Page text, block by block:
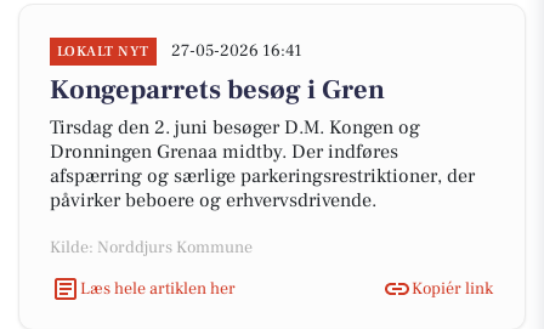
LOKALT NYT 27-05-2026 16:41
Kongeparrets besøg i Gren
Tirsdag den 2. juni besøger D.M. Kongen og
Dronningen Grenaa midtby. Der indføres
afspærring og særlige parkeringsrestriktioner, der
påvirker beboere og erhvervsdrivende.
Kilde: Norddjurs Kommune
Læs hele artiklen her
Kopiér link